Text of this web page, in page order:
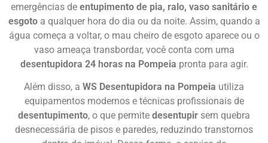
emergências de entupimento de pia, ralo, vaso sanitário e
esgotoa qualquer hora do dia ou da noite. Assim, quando a
água começa a voltar, o mau cheiro de esgoto aparece ou o
vaso ameaça transbordar, você conta com uma
desentupidora 24 horas na Pompeia pronta para agir.
Além disso, a WS Desentupidora na Pompeia utiliza
equipamentos modernos e técnicas profissionais de
desentupimento, o que permite desentupir sem quebra
desnecessária de pisos e paredes, reduzindo transtornos